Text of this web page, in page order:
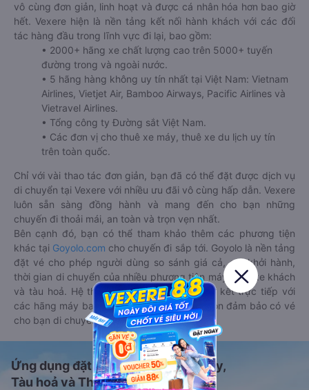
vô cùng đơn giản, linh hoạt và được cá nhân hóa hơn bao giờ
hết. Vexere hiện là nền tảng kết nối hành khách với các đối
tác hàng đầu trong lĩnh vực đi lại, bao gồm:
• 2000+ hãng xe chất lượng cao trên 5000+ tuyến
đường trong và ngoài nước.
• 5 hãng hàng không uy tín nhất tại Việt Nam: Vietnam
Airlines, Vietjet Air, Bamboo Airways, Pacific Airlines và
Vietravel Airlines.
• Tổng công ty Đường sắt Việt Nam.
• Các đơn vị cho thuê xe máy, thuê xe du lịch uy tín
trên toàn quốc.
Chỉ với vài thao tác đơn giản, bạn đã có thể đặt được dịch vụ
di chuyển tại Vexere với nhiều ưu đãi vô cùng hấp dẫn. Vexere
luôn sẵn sàng đồng hành và mang đến cho bạn những
chuyến đi thoải mái, an toàn và trọn vẹn nhất.
Bên cạnh đó, bạn có thể tham khảo thêm các phương tiện
khác tại Goyolo.com cho chuyến đi sắp tới. Goyolo là nền tảng
đặt vé cho phép người dùng so sánh giá cả, giờ khởi hành,
thời gian di chuyển của nhiều phương tiện máy bay, xe khách
và tàu hoả. Hệ thống của Goyolo được liên kết trực tiếp với
các hãng máy bay, xe khách và tàu hoả, luôn đảm bảo có vé
cho bạn di chuyển.
Ứng dụng đặt vé Xe khách, Máy bay,
Tàu hoả và Thuê xe